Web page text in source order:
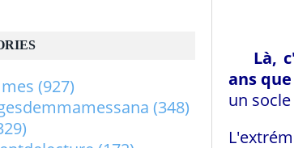
Là,
ans
un
(927)
(348)